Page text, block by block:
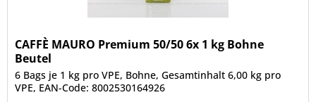
CAFFÈ MAURO Premium 50/50 6x 1 kg Bohne
Beutel
6 Bags je 1 kg pro VPE, Bohne, Gesamtinhalt 6,00 kg pro
VPE, EAN-Code: 8002530164926